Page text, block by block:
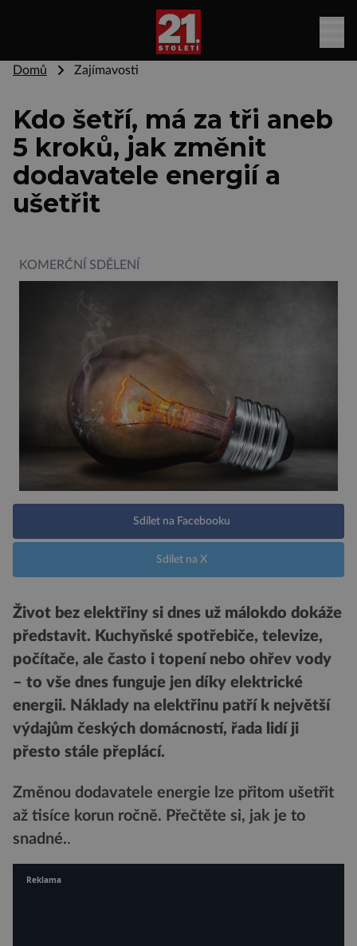
Domů Zajímavosti
Kdo šetří, má za tři aneb
5 kroků, jak změnit
dodavatele energií a
ušetřit
KOMERČNÍ SDĚLENÍ
Sdílet na Facebooku
Sdílet na X
Život bez elektřiny si dnes už málokdo dokáže
představit. Kuchyňské spotřebiče, televize,
počítače, ale často i topení nebo ohřev vody
– to vše dnes funguje jen díky elektrické
energii. Náklady na elektřinu patří k největší
výdajům českých domácností, řada lidí ji
přesto stále přeplácí.
Změnou dodavatele energie lze přitom ušetřit
až tisíce korun ročně. Přečtěte si, jak je to
snadné..
Reklama